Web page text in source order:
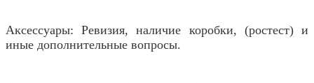
Аксессуары: Ревизия, наличие коробки, (ростест) и
иные дополнительные вопросы.